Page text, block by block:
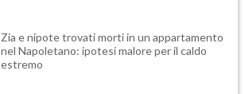
Zia e nipote trovati morti in un appartamento
nel Napoletano: ipotesi malore per il caldo
estremo